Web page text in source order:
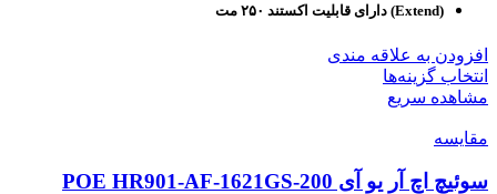
(Extend) دارای قابلیت اکستند ۲۵۰ مت
افزودن به علاقه مندی
انتخاب گزینه‌ها
مشاهده سریع
مقایسه
سوئیچ اچ آر یو آی POE HR901-AF-1621GS-200